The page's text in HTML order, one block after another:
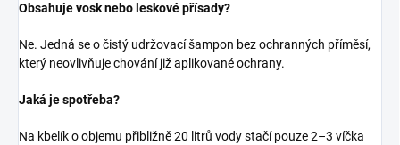
Obsahuje vosk nebo leskové přísady?
Ne. Jedná se o čistý udržovací šampon bez ochranných příměsí,
který neovlivňuje chování již aplikované ochrany.
Jaká je spotřeba?
Na kbelík o objemu přibližně 20 litrů vody stačí pouze 2–3 víčka